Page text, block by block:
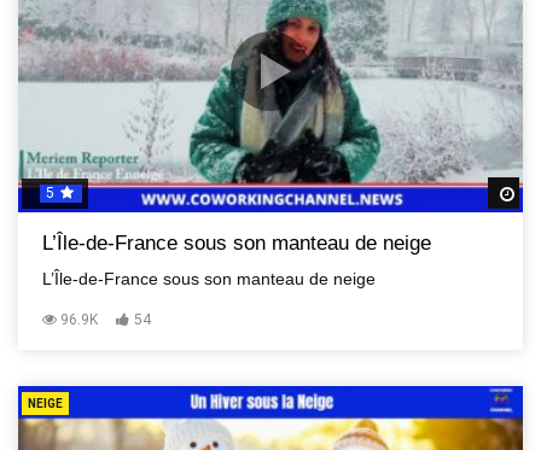
5
L’Île-de-France sous son manteau de neige
L’Île-de-France sous son manteau de neige
96.9K 54
NEIGE